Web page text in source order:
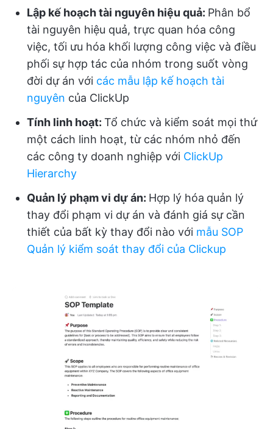
Lập kế hoạch tài nguyên hiệu quả: Phân bổ
tài nguyên hiệu quả, trực quan hóa công
việc, tối ưu hóa khối lượng công việc và điều
phối sự hợp tác của nhóm trong suốt vòng
đời dự án với các mẫu lập kế hoạch tài
nguyên của ClickUp
Tính linh hoạt: Tổ chức và kiểm soát mọi thứ
một cách linh hoạt, từ các nhóm nhỏ đến
các công ty doanh nghiệp với ClickUp
Hierarchy
Quản lý phạm vi dự án: Hợp lý hóa quản lý
thay đổi phạm vi dự án và đánh giá sự cần
thiết của bất kỳ thay đổi nào với mẫu SOP
Quản lý kiểm soát thay đổi của Clickup